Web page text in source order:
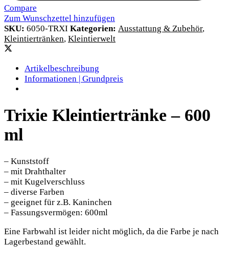
Compare
Zum Wunschzettel hinzufügen
SKU: 6050-TRXI Kategorien: Ausstattung & Zubehör,
Kleintiertränken, Kleintierwelt
Artikelbeschreibung
Informationen | Grundpreis
Trixie Kleintiertränke – 600
ml
– Kunststoff
– mit Drahthalter
– mit Kugelverschluss
– diverse Farben
– geeignet für z.B. Kaninchen
– Fassungsvermögen: 600ml
Eine Farbwahl ist leider nicht möglich, da die Farbe je nach
Lagerbestand gewählt.